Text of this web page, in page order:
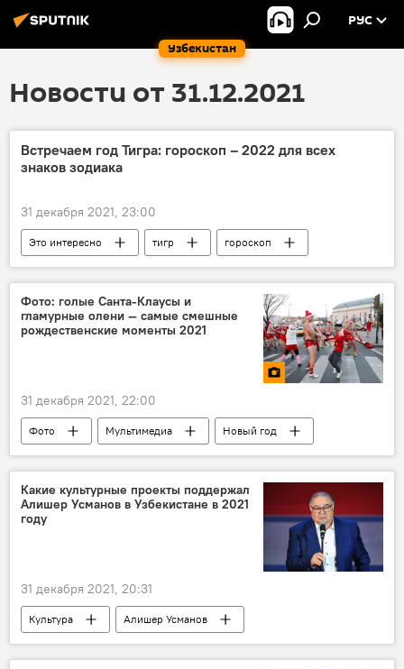
Узбекистан
РУС
Новости от 31.12.2021
Встречаем год Тигра: гороскоп – 2022 для всех
знаков зодиака
31 декабря 2021, 23:00
Это интересно тигр гороскоп
Фото: голые Санта-Клаусы и
гламурные олени — самые смешные
рождественские моменты 2021
31 декабря 2021, 22:00
Фото Мультимедиа
Новый год
Санта-Клаус
Рождество
Какие культурные проекты поддержал
Алишер Усманов в Узбекистане в 2021
году
31 декабря 2021, 20:31
Культура Алишер Усманов